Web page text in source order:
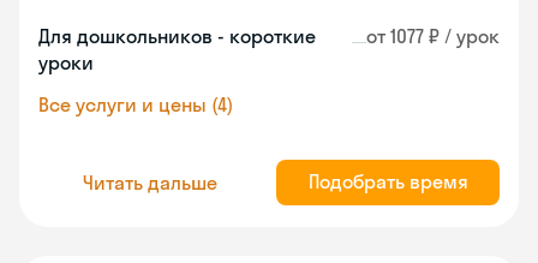
Для дошкольников - короткие
уроки
от 1077 ₽ / урок
Все услуги и цены (4)
Читать дальше Подобрать время